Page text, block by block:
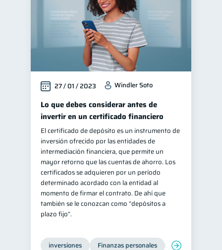
Mipymes 1
Información financiera 1
Salud mental 1 ahorro 1
Doble sueldo 1
Gasto responsable
información financiera
27 / 01 / 2023 Windler Soto
Lo que debes considerar antes de
invertir en un certificado financiero
El certificado de depósito es un instrumento de
inversión ofrecido por las entidades de
intermediación financiera, que permite un
mayor retorno que las cuentas de ahorro. Los
certificados se adquieren por un período
determinado acordado con la entidad al
momento de firmar el contrato. De ahí que
también se le conozcan como “depósitos a
plazo fijo”.
inversiones Finanzas personales Educación